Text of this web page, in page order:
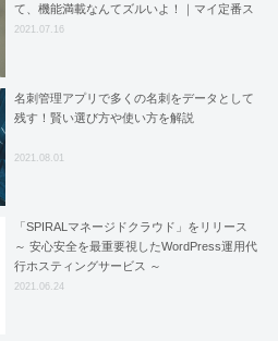
て、機能満載なんてズルいよ！｜マイ定番ス
タイル
2021.07.16
名刺管理アプリで多くの名刺をデータとして
残す！賢い選び方や使い方を解説
2021.08.01
「SPIRALマネージドクラウド」をリリース
～ 安心安全を最重要視したWordPress運用代
行ホスティングサービス ～
2021.06.24